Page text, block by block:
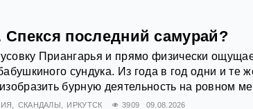
Спекся последний самурай?
Приангарья и прямо физически
сундука. Из года в год одни и те
бурную деятельность на ровном
СКАНДАЛЫ ИРКУТСК 3909 09.08.2026